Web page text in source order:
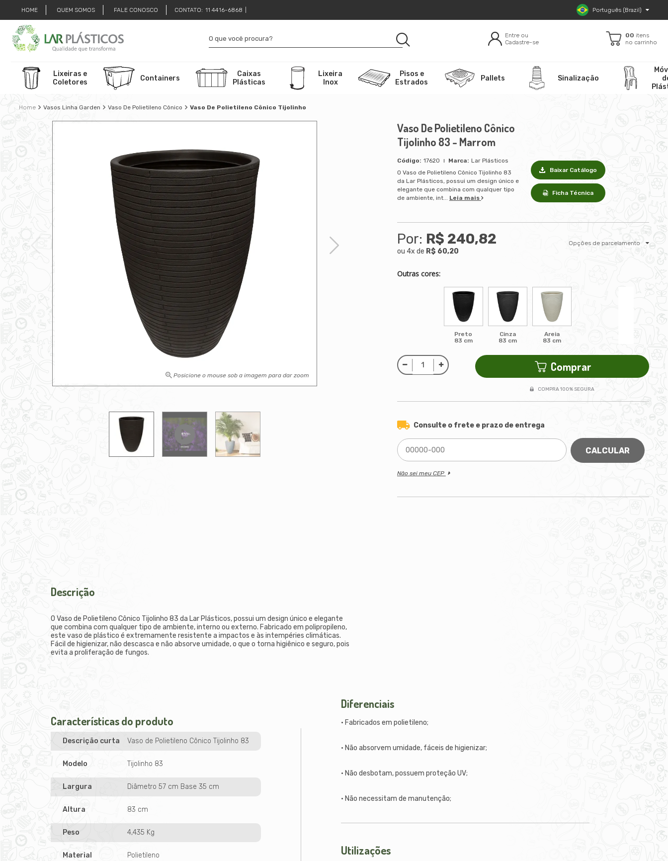
HOME QUEM SOMOS FALE CONOSCO CONTATO: 11 4416-6868 Português (Brazil)
Entre ou
Cadastre-se
00 itens
no carrinho
Lixeiras e
Coletores
Containers
Caixas
Plásticas
Lixeira
Inox
Pisos e
Estrados
Pallets Sinalização
Vasos Linha Garden Vaso De Polietileno Cônico Vaso De Polietileno Cônico Tijolinho
Posicione o mouse sob a imagem para dar zoom
Vaso De Polietileno Cônico
Tijolinho 83 - Marrom
17620
Lar Plásticos
O Vaso de Polietileno Cônico Tijolinho 83
da Lar Plásticos, possui um design único e
elegante que combina com qualquer tipo
de ambiente, int... Leia mais
Baixar Catálogo
Ficha Técnica
Por: R$ 240,82
ou 4x de R$ 60,20
Opções de parcelamento
Outras cores:
Preto
83 cm
Cinza
83 cm
Areia
83 cm
Comprar
COMPRA 100% SEGURA
Consulte o frete e prazo de entrega
CALCULAR
Não sei meu CEP
Descrição
O Vaso de Polietileno Cônico Tijolinho 83 da Lar Plásticos, possui um design único e elegante
que combina com qualquer tipo de ambiente, interno ou externo. Fabricado em polipropileno,
este vaso de plástico é extremamente resistente a impactos e às intempéries climáticas.
Fácil de higienizar, não descasca e não absorve umidade, o que o torna higiênico e seguro, pois
evita a proliferação de fungos.
Características do produto
Descrição curta Vaso de Polietileno Cônico Tijolinho 83
Modelo Tijolinho 83
Largura Diâmetro 57 cm Base 35 cm
Altura 83 cm
Peso 4,435 Kg
Material Polietileno
Diferenciais
• Fabricados em polietileno;
• Não absorvem umidade, fáceis de higienizar;
• Não desbotam, possuem proteção UV;
• Não necessitam de manutenção;
Utilizações